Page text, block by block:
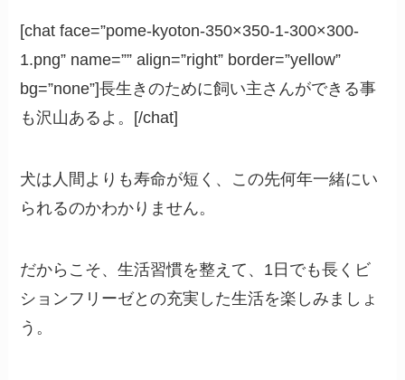
[chat face=”pome-kyoton-350×350-1-300×300-
1.png” name=”” align=”right” border=”yellow”
bg=”none”]長生きのために飼い主さんができる事
も沢山あるよ。[/chat]
犬は人間よりも寿命が短く、この先何年一緒にい
られるのかわかりません。
だからこそ、生活習慣を整えて、1日でも長くビ
ションフリーゼとの充実した生活を楽しみましょ
う。